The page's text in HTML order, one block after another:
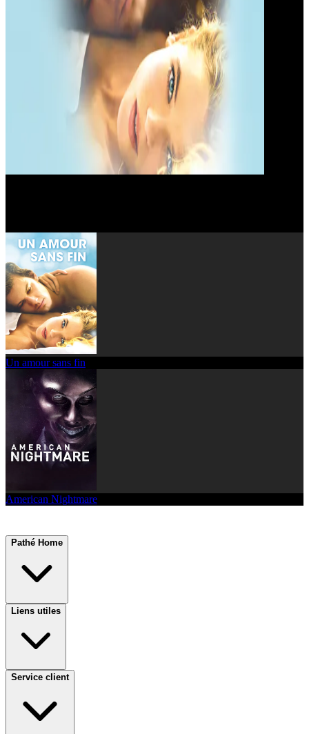
Un amour sans fin
American Nightmare
Pathé Home
Liens utiles
Service client